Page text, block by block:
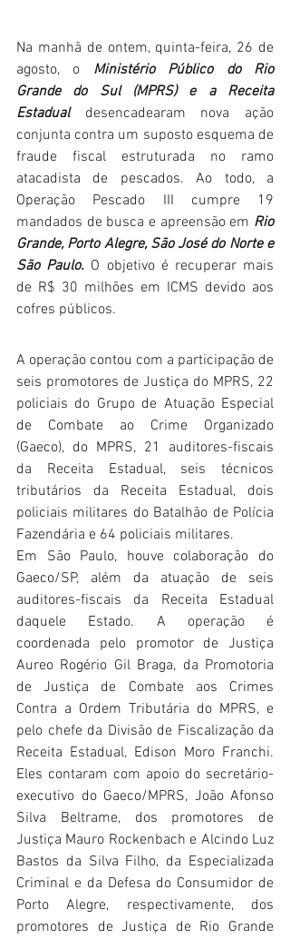
Na manhã de ontem, quinta-feira, 26 de
agosto, o Ministério Público do Rio
Grande do Sul (MPRS) e a Receita
Estadual desencadearam nova ação
conjunta contra um suposto esquema de
fraude fiscal estruturada no ramo
atacadista de pescados. Ao todo, a
Operação Pescado III cumpre 19
mandados de busca e apreensão em Rio
Grande, Porto Alegre, São José do Norte e
São Paulo. O objetivo é recuperar mais
de R$ 30 milhões em ICMS devido aos
cofres públicos.
A operação contou com a participação de
seis promotores de Justiça do MPRS, 22
policiais do Grupo de Atuação Especial
de Combate ao Crime Organizado
(Gaeco), do MPRS, 21 auditores-fiscais
da Receita Estadual, seis técnicos
tributários da Receita Estadual, dois
policiais militares do Batalhão de Polícia
Fazendária e 64 policiais militares.
Em São Paulo, houve colaboração do
Gaeco/SP, além da atuação de seis
auditores-fiscais da Receita Estadual
daquele Estado. A operação é
coordenada pelo promotor de Justiça
Aureo Rogério Gil Braga, da Promotoria
de Justiça de Combate aos Crimes
Contra a Ordem Tributária do MPRS, e
pelo chefe da Divisão de Fiscalização da
Receita Estadual, Edison Moro Franchi.
Eles contaram com apoio do secretário-
executivo do Gaeco/MPRS, João Afonso
Silva Beltrame, dos promotores de
Justiça Mauro Rockenbach e Alcindo Luz
Bastos da Silva Filho, da Especializada
Criminal e da Defesa do Consumidor de
Porto Alegre, respectivamente, dos
promotores de Justiça de Rio Grande